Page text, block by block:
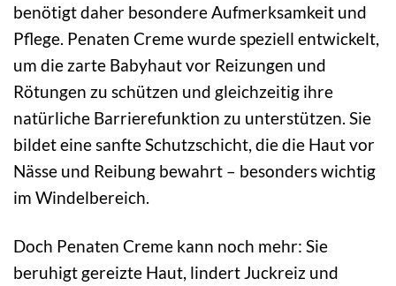
benötigt daher besondere Aufmerksamkeit und
Pflege. Penaten Creme wurde speziell entwickelt,
um die zarte Babyhaut vor Reizungen und
Rötungen zu schützen und gleichzeitig ihre
natürliche Barrierefunktion zu unterstützen. Sie
bildet eine sanfte Schutzschicht, die die Haut vor
Nässe und Reibung bewahrt – besonders wichtig
im Windelbereich.
Doch Penaten Creme kann noch mehr: Sie
beruhigt gereizte Haut, lindert Juckreiz und